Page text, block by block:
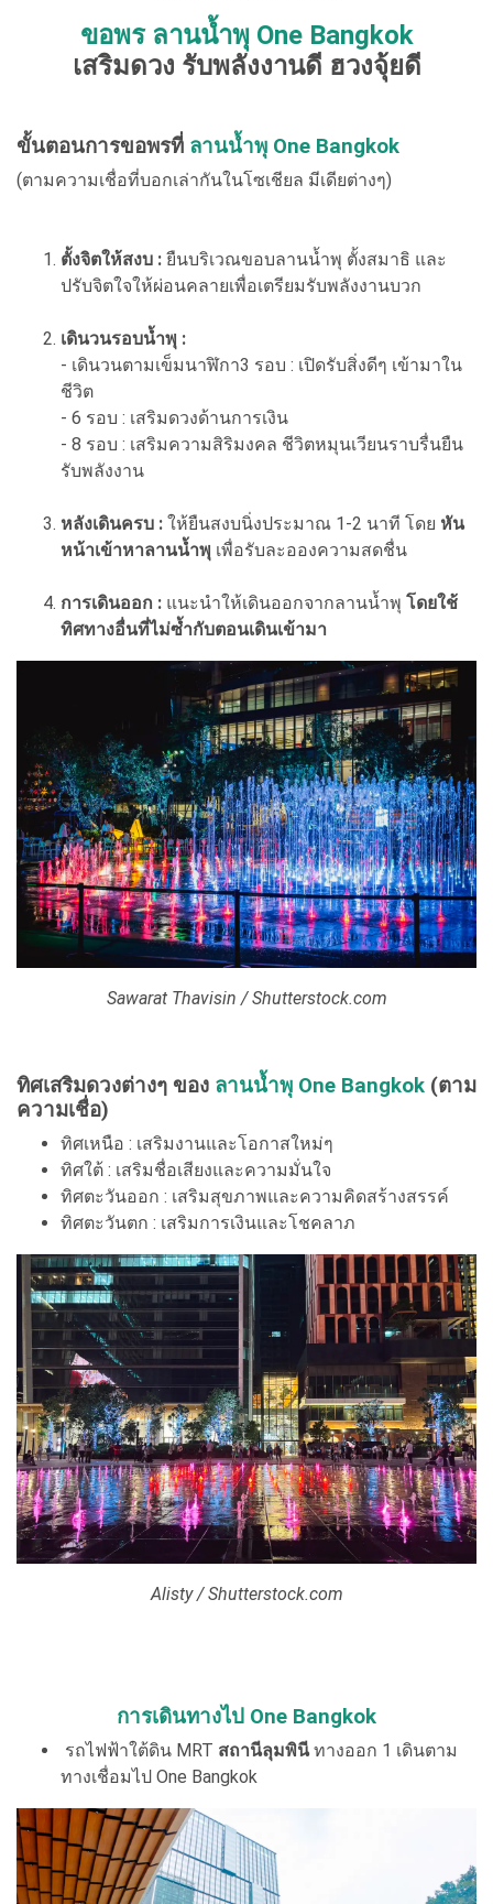
ขอพร ลานน้ำพุ One Bangkok
เสริมดวง รับพลังงานดี ฮวงจุ้ยดี
ขั้นตอนการขอพรที่ ลานน้ำพุ One Bangkok
(ตามความเชื่อที่บอกเล่ากันในโซเชียล มีเดียต่างๆ)
ตั้งจิตให้สงบ : ยืนบริเวณขอบลานน้ำพุ ตั้งสมาธิ และ
ปรับจิตใจให้ผ่อนคลายเพื่อเตรียมรับพลังงานบวก
เดินวนรอบน้ำพุ :
- เดินวนตามเข็มนาฬิกา3 รอบ : เปิดรับสิ่งดีๆ เข้ามาใน
ชีวิต
- 6 รอบ : เสริมดวงด้านการเงิน
- 8 รอบ : เสริมความสิริมงคล ชีวิตหมุนเวียนราบรื่นยืน
รับพลังงาน
หลังเดินครบ : ให้ยืนสงบนิ่งประมาณ 1-2 นาที โดย หัน
หน้าเข้าหาลานน้ำพุ เพื่อรับละอองความสดชื่น
การเดินออก : แนะนำให้เดินออกจากลานน้ำพุ โดยใช้
ทิศทางอื่นที่ไม่ซ้ำกับตอนเดินเข้ามา
Sawarat Thavisin / Shutterstock.com
ทิศเสริมดวงต่างๆ ของ ลานน้ำพุ One Bangkok (ตาม
ความเชื่อ)
ทิศเหนือ : เสริมงานและโอกาสใหม่ๆ
ทิศใต้ : เสริมชื่อเสียงและความมั่นใจ
ทิศตะวันออก : เสริมสุขภาพและความคิดสร้างสรรค์
ทิศตะวันตก : เสริมการเงินและโชคลาภ
Alisty / Shutterstock.com
การเดินทางไป One Bangkok
รถไฟฟ้าใต้ดิน MRT สถานีลุมพินีทางออก 1 เดินตาม
ทางเชื่อมไป One Bangkok